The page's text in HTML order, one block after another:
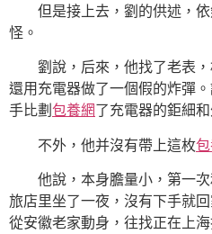
但是接上去，劉的供述，依
怪。
劉說，后來，他找了老表，
還用充電器做了一個假的炸彈
手比劃 包養網了充電器的鉅細
不外，他并沒有帶上這枚
他說，本身膽量小，第一次
旅店里坐了一夜，沒有下手就
從安徽老家動身，往找正在上